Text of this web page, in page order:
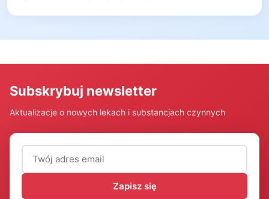
Subskrybuj newsletter
Aktualizacje o nowych lekach i substancjach czynnych
Adres email (wymagany)
Zapisz się